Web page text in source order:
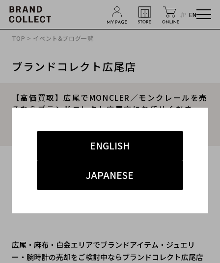
JP EN
ENGLISH
JAPANESE
TOP > イベント&ブログ一覧
ブランドコレクト広尾店
【高価買取】広尾でMONCLER／モンクレールを売
るならブランドコレクト広尾店にお任せくださ
施中。
2022.12.01
#広尾店 #買取
#広尾店 アパレル
広尾・麻布・白金エリアでブランドアイテム・ジュエリ
ー・腕時計の売却をご検討中ならブランドコレクト広尾店